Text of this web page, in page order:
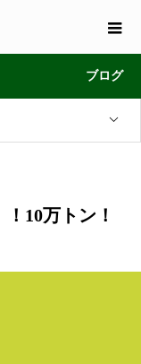
ブログ
10万トン！